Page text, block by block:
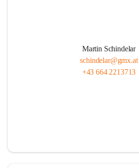
Martin Schindelar
schindelar@gmx.at
+43 664 2213713